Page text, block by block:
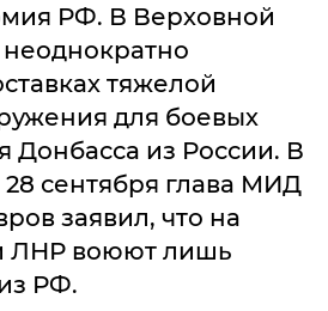
РФ. В Верховной
тяжелой
для боевых
из России. В
сентября глава МИД
заявил, что на
ЛНР воюют лишь
РФ.